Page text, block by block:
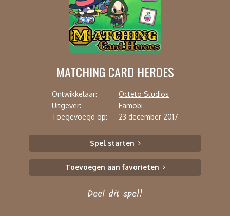
MATCHING CARD HEROES
Ontwikkelaar:
Octeto Studios
Uitgever:
Famobi
Toegevoegd op:
23 december 2017
Spel starten
Toevoegen aan favorieten
Deel dit spel!